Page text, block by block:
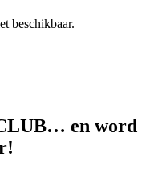
beschikbaar.
en word